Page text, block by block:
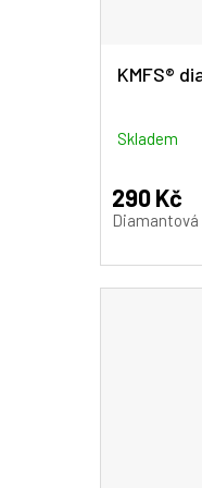
KMFS®
Skladem
290 Kč